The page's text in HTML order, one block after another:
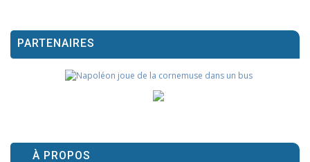
PARTENAIRES
À PROPOS